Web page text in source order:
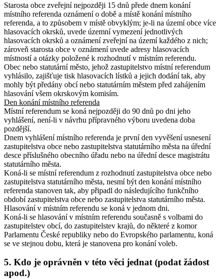
Starosta obce zveřejní nejpozději 15 dnů přede dnem konání
místního referenda oznámení o době a místě konání místního
referenda, a to způsobem v místě obvyklým; je-li na území obce více
hlasovacích okrsků, uvede územní vymezení jednotlivých
hlasovacích okrsků a oznámení zveřejní na území každého z nich;
zároveň starosta obce v oznámení uvede adresy hlasovacích
místností a otázky položené k rozhodnutí v místním referendu.
Obec nebo statutární město, jehož zastupitelstvo místní referendum
vyhlásilo, zajišťuje tisk hlasovacích lístků a jejich dodání tak, aby
mohly být předány obcí nebo statutárním městem před zahájením
hlasování všem okrskovým komisím.
Den konání místního referenda
Místní referendum se koná nejpozději do 90 dnů po dni jeho
vyhlášení, není-li v návrhu přípravného výboru uvedena doba
pozdější.
Dnem vyhlášení místního referenda je první den vyvěšení usnesení
zastupitelstva obce nebo zastupitelstva statutárního města na úřední
desce příslušného obecního úřadu nebo na úřední desce magistrátu
statutárního města.
Koná-li se místní referendum z rozhodnutí zastupitelstva obce nebo
zastupitelstva statutárního města, nesmí být den konání místního
referenda stanoven tak, aby připadl do následujícího funkčního
období zastupitelstva obce nebo zastupitelstva statutárního města.
Hlasování v místním referendu se koná v jednom dni.
Koná-li se hlasování v místním referendu současně s volbami do
zastupitelstev obcí, do zastupitelstev krajů, do některé z komor
Parlamentu České republiky nebo do Evropského parlamentu, koná
se ve stejnou dobu, která je stanovena pro konání voleb.
5. Kdo je oprávněn v této věci jednat (podat žádost
apod.)